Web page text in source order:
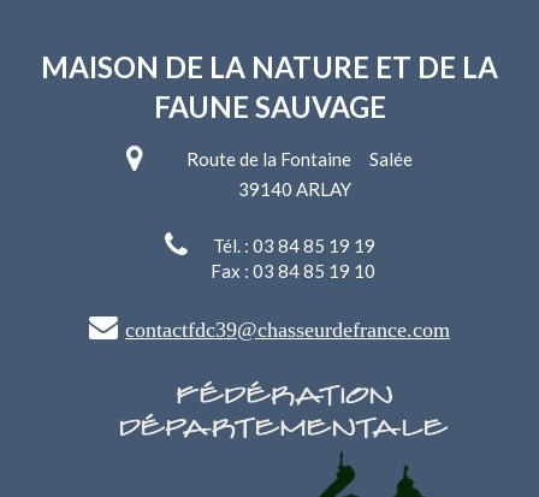
MAISON DE LA NATURE ET DE LA
FAUNE SAUVAGE
Route de la Fontaine Salée
39140 ARLAY
Tél. : 03 84 85 19 19
Fax : 03 84 85 19 10
contactfdc39@chasseurdefrance.com